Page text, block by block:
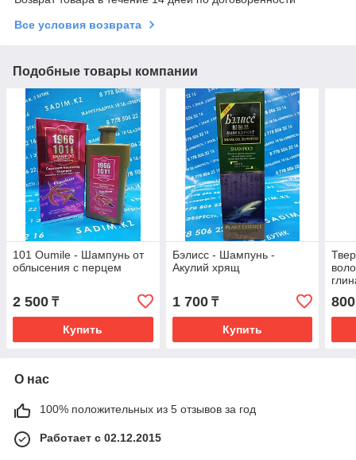
Все условия возврата
Подобные товары компании
101 Oumile - Шампунь от
облысения с перцем
2 500 ₸
Купить
Бэлисс - Шампунь -
Акулий хрящ
1 700₸
Купить
800
О нас
100% положительных из 5 отзывов за год
Работает с 02.12.2015